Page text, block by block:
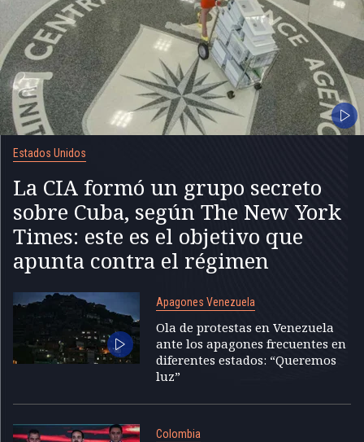
Estados Unidos
La CIA formó un grupo secreto
sobre Cuba, según The New York
Times: este es el objetivo que
apunta contra el régimen
Apagones Venezuela
Ola de protestas en Venezuela
ante los apagones frecuentes en
diferentes estados: “Queremos
luz”
Colombia